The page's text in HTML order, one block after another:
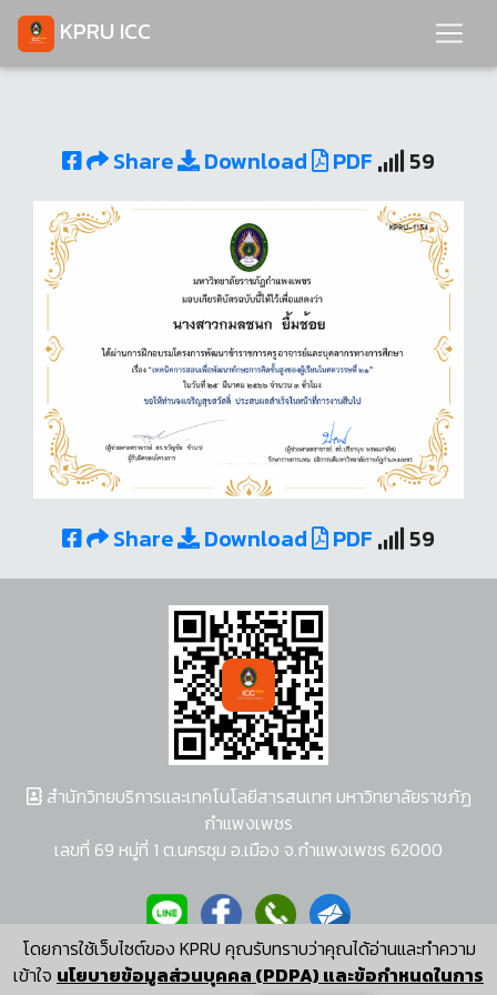
KPRU ICC
Share Download PDF 59
Share Download PDF 59
โดยการใช้เว็บไซต์ของ KPRU คุณรับทราบว่าคุณได้อ่านและทำความ
เข้าใจ นโยบายข้อมูลส่วนบุคคล (PDPA) และข้อกำหนดในการ
สำนักวิทยบริการและเทคโนโลยีสารสนเทศ มหาวิทยาลัยราชภัฏ
กำแพงเพชร
เลขที่ 69 หมู่ที่ 1 ต.นครชุม อ.เมือง จ.กำแพงเพชร 62000
ผู้พัฒนาระบบ อนุชา พวงผกา